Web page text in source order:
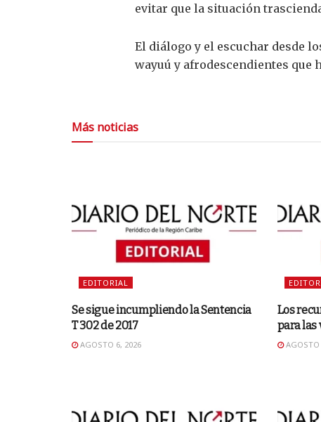
evitar que la situación
El diálogo y el escuchar desde
wayuú y afrodescendientes que
Más noticias
EDITORIAL
Se sigue incumpliendo la Sentencia
T 302 de 2017
AGOSTO 6, 2026
Los
para las
AGOSTO